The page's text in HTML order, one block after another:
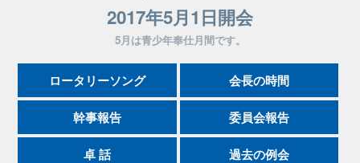
2017年5月1日開会
5月は青少年奉仕月間です。
ロータリーソング 会長の時間
幹事報告 委員会報告
卓 話 過去の例会